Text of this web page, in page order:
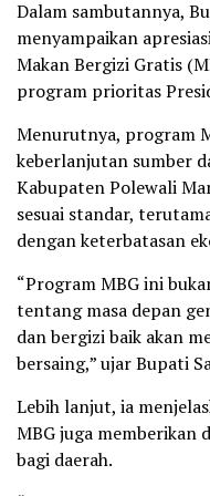
Dalam sambutannya,
menyampaikan
Makan Bergizi Gratis
program prioritas
Menurutnya, program
keberlanjutan sumber
Kabupaten Polewali
sesuai standar,
dengan keterbatasan
“Program MBG ini
tentang masa depan
dan bergizi baik akan
bersaing,” ujar Bupati
Lebih lanjut, ia
MBG juga memberikan
bagi daerah.